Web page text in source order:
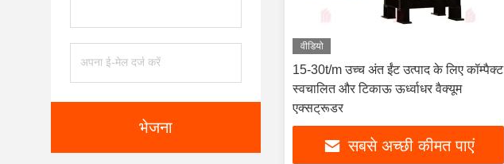
भेजना
वीडियो
15-30t/m उच्च अंत ईंट उत्पाद के लिए कॉम्पैक्ट
स्वचालित और टिकाऊ ऊर्ध्वाधर वैक्यूम
एक्सट्रूडर
सबसे अच्छी कीमत पाएं